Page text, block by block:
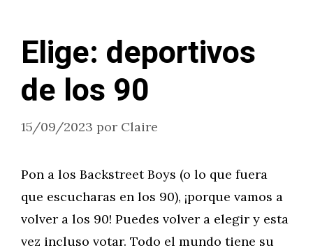
Elige: deportivos
de los 90
15/09/2023 por Claire
Pon a los Backstreet Boys (o lo que fuera
que escucharas en los 90), ¡porque vamos a
volver a los 90! Puedes volver a elegir y esta
vez incluso votar. Todo el mundo tiene su